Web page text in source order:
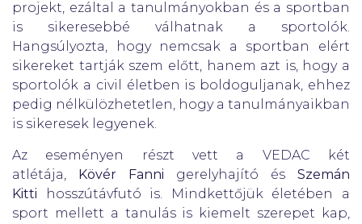
projekt, ezáltal a tanulmányokban és a sportban
is sikeresebbé válhatnak a sportolók.
Hangsúlyozta, hogy nemcsak a sportban elért
sikereket tartják szem előtt, hanem azt is, hogy a
sportolók a civil életben is boldoguljanak, ehhez
pedig nélkülözhetetlen, hogy a tanulmányaikban
is sikeresek legyenek.
Az eseményen részt vett a VEDAC két
atlétája, Kövér Fanni gerelyhajító és Szemán
Kitti hosszútávfutó is. Mindkettőjük életében a
sport mellett a tanulás is kiemelt szerepet kap,